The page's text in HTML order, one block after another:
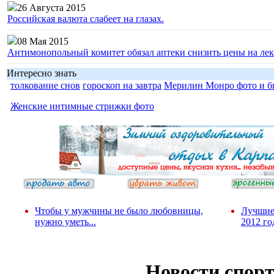
26 Августа 2015
Российская валюта слабеет на глазах.
08 Мая 2015
Антимонопольный комитет обязал аптеки снизить цены на
Интересно знать
толкование снов гороскоп на завтра Мерилин Монро фото и
Женские интимные стрижки фото
Чтобы у мужчины не было любовницы,
нужно уметь...
Лучшие
2012